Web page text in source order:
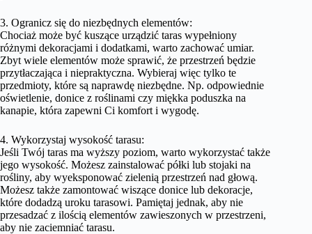
3. Ogranicz się do niezbędnych elementów:
Chociaż może być kuszące urządzić taras wypełniony
różnymi dekoracjami i dodatkami, warto zachować umiar.
Zbyt wiele elementów może sprawić, że przestrzeń będzie
przytłaczająca i niepraktyczna. Wybieraj więc tylko te
przedmioty, które są naprawdę niezbędne. Np. odpowiednie
oświetlenie, donice z roślinami czy miękka poduszka na
kanapie, która zapewni Ci komfort i wygodę.
4. Wykorzystaj wysokość tarasu:
Jeśli Twój taras ma wyższy poziom, warto wykorzystać także
jego wysokość. Możesz zainstalować półki lub stojaki na
rośliny, aby wyeksponować zielenią przestrzeń nad głową.
Możesz także zamontować wiszące donice lub dekoracje,
które dodadzą uroku tarasowi. Pamiętaj jednak, aby nie
przesadzać z ilością elementów zawieszonych w przestrzeni,
aby nie zaciemniać tarasu.